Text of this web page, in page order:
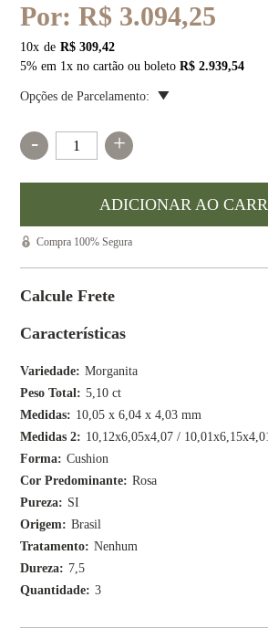
Características
Variedade
Morganita
Peso Total
5,10 ct
Medidas
10,05 x 6,04 x 4,03 mm
Medidas 2
10,12x6,05x4,07 /
Forma
Cushion
Cor Predominante
Rosa
Pureza
SI
Origem
Brasil
Tratamento
Nenhum
Dureza
7,5
Quantidade
3
Por:R$ 3.094,25
10x
R$ 309,42
5% em 1x no cartão ou boletoR$ 2.939,54
Opções de Parcelamento:
- +
Compra 100% Segura
Calcule Frete